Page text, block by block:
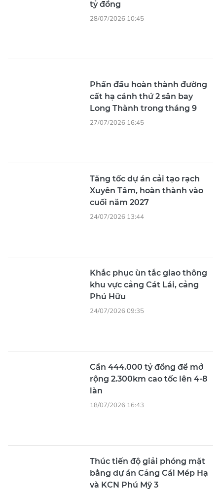
tỷ đồng
28/07/2026 10:45
Phấn đầu hoàn thành đường
cất hạ cánh thứ 2 sân bay
Long Thành trong tháng 9
27/07/2026 16:45
Tăng tốc dự án cải tạo rạch
Xuyên Tâm, hoàn thành vào
cuối năm 2027
24/07/2026 13:44
Khắc phục ùn tắc giao thông
khu vực cảng Cát Lái, cảng
Phú Hữu
24/07/2026 09:35
Cần 444.000 tỷ đồng để mở
rộng 2.300km cao tốc lên 4-8
làn
18/07/2026 16:43
Thúc tiến độ giải phóng mặt
bằng dự án Cảng Cái Mép Hạ
và KCN Phú Mỹ 3